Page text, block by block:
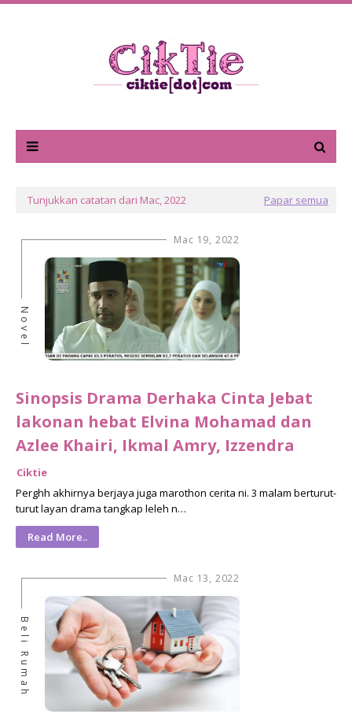
Tunjukkan catatan dari Mac, 2022 Papar semua
Mac 19, 2022
Novel
Sinopsis Drama Derhaka Cinta Jebat
lakonan hebat Elvina Mohamad dan
Azlee Khairi, Ikmal Amry, Izzendra
Ciktie
Perghh akhirnya berjaya juga marothon cerita ni. 3 malam berturut-
turut layan drama tangkap leleh n…
Read More..
Mac 13, 2022
Beli Rumah